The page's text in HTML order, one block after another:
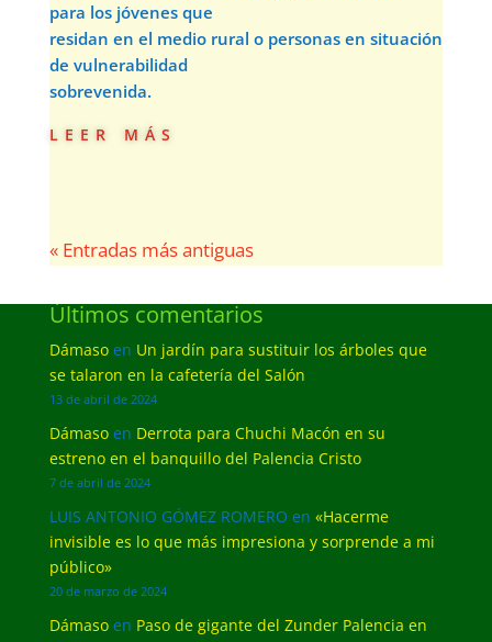
para los jóvenes que
residan en el medio rural o personas en situación
de vulnerabilidad
sobrevenida.
leer más
« Entradas más antiguas
Últimos comentarios
Dámasoen Un jardín para sustituir los árboles que
se talaron en la cafetería del Salón
13 de abril de 2024
Dámasoen Derrota para Chuchi Macón en su
estreno en el banquillo del Palencia Cristo
7 de abril de 2024
LUIS ANTONIO GÓMEZ ROMERO en «Hacerme
invisible es lo que más impresiona y sorprende a mi
público»
20 de marzo de 2024
Dámasoen Paso de gigante del Zunder Palencia en